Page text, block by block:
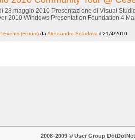
28 maggio 2010 Presentazione di Visual
2010 Windows Presentation Foundation 4
Events (Forum) daAlessandro Scardova il 21/4/2010
2008-2009 © User Group